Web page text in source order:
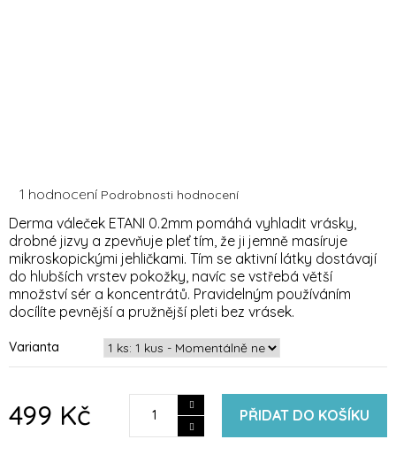
Průměrné
produktu
je
5,0
z
5
hvězdiček.
1 hodnocení Podrobnosti hodnocení
499 Kč PŘIDAT DO KOŠÍKU
Varianta
Derma váleček ETANI 0.2mm pomáhá vyhladit vrásky,
drobné jizvy a zpevňuje pleť tím, že ji jemně masíruje
mikroskopickými jehličkami. Tím se aktivní látky dostávají
do hlubších vrstev pokožky, navíc se vstřebá větší
množství sér a koncentrátů. Pravidelným používáním
docílíte pevnější a pružnější pleti bez vrásek.